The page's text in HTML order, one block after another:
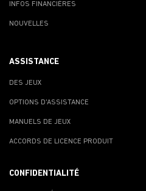
INFOS FINANCIÈRES
NOUVELLES
ASSISTANCE
DES JEUX
OPTIONS D'ASSISTANCE
MANUELS DE JEUX
ACCORDS DE LICENCE PRODUIT
CONFIDENTIALITÉ